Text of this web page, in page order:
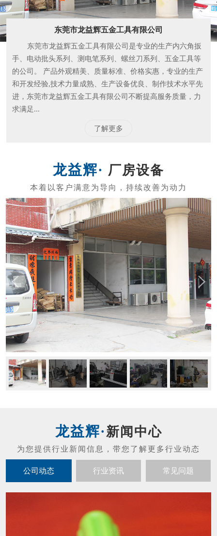
求满足...
了解更多
厂房设备
新闻中心
公司动态 行业资讯 常见问题